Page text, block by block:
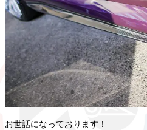
お世話になっております！